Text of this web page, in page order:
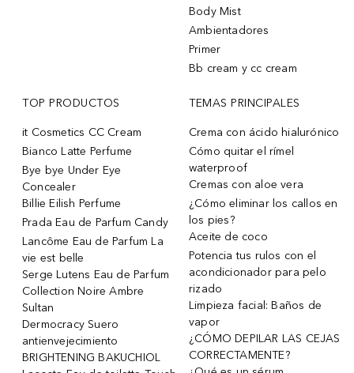
Body Mist
Ambientadores
Primer
Bb cream y cc cream
TOP PRODUCTOS
it Cosmetics CC Cream
Bianco Latte Perfume
Bye bye Under Eye
Concealer
Billie Eilish Perfume
Prada Eau de Parfum Candy
Lancôme Eau de Parfum La
vie est belle
Serge Lutens Eau de Parfum
Collection Noire Ambre
Sultan
Dermocracy Suero
antienvejecimiento
BRIGHTENING BAKUCHIOL
TEMAS PRINCIPALES
Crema con ácido hialurónico
Cómo quitar el rímel
waterproof
Cremas con aloe vera
¿Cómo eliminar los callos en
los pies?
Aceite de coco
Potencia tus rulos con el
acondicionador para pelo
rizado
Limpieza facial: Baños de
vapor
¿CÓMO DEPILAR LAS CEJAS
CORRECTAMENTE?